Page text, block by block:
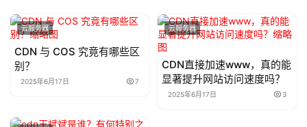
云服务器
CDN 与 COS 究竟有哪些区
别？
2025年6月17日 7
云服务器
CDN直接加速www，真的能
显著提升网站访问速度吗？
2025年6月17日 3